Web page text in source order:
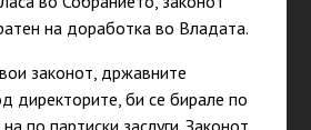
на доработка во Владата.
законот, државните
директорите, би се бирале по